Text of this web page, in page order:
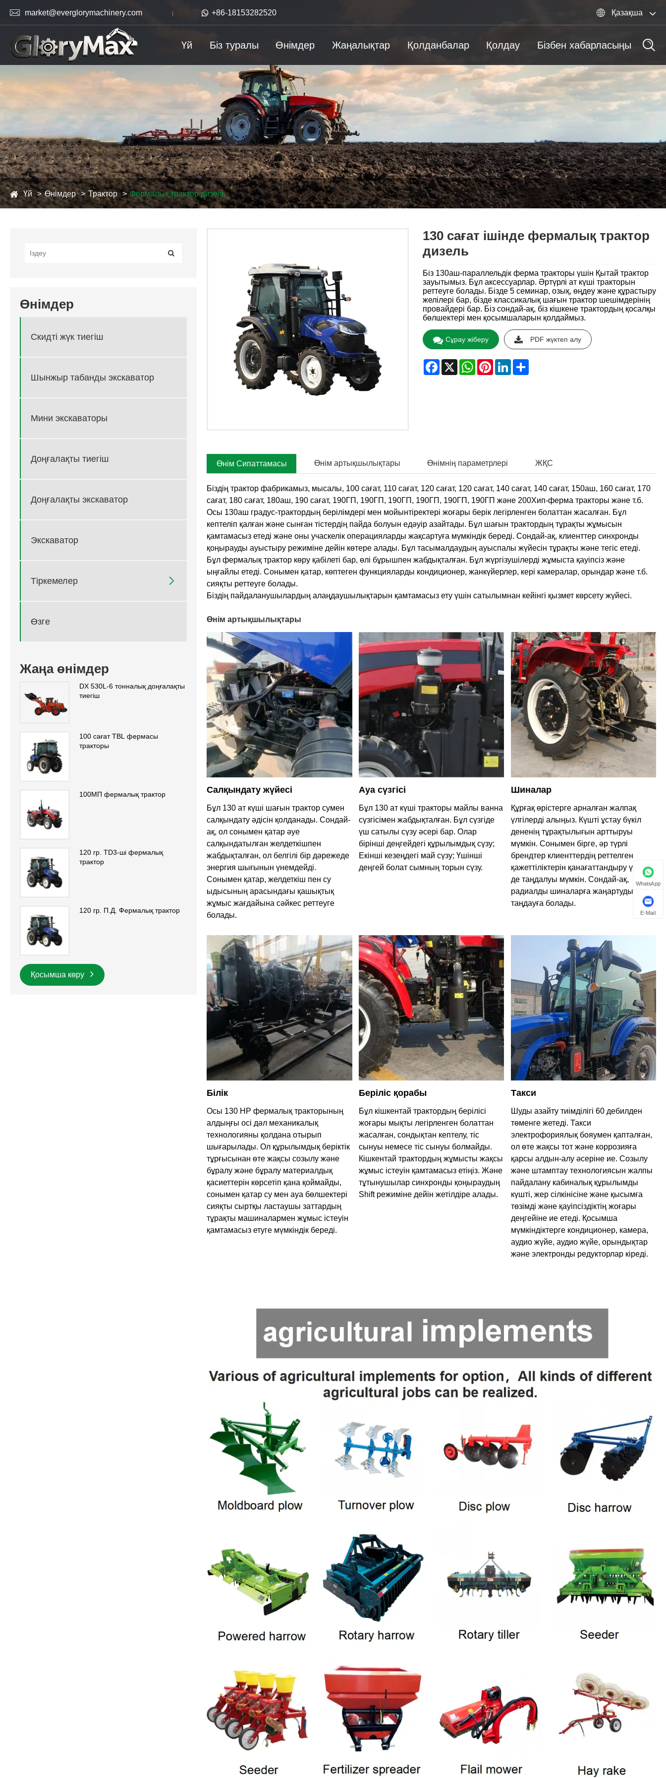
 market@everglorymachinery.com +86-18153282520  Қазақша
Үй Біз туралы Өнімдер Жаңалықтар Қолданбалар Қолдау Бізбен хабарласыңы
Үй Өнімдер Трактор Фермалық трактор дизель
Өнімдер
Скидті жүк тиегіш
Шынжыр табанды экскаватор
Мини экскаваторы
Доңғалақты тиегіш
Доңғалақты экскаватор
Экскаватор
Тіркемелер 
Өзге
Жаңа өнімдер
DX 530L-6 тонналық доңғалақты
тиегіш
100 сағат TBL фермасы
тракторы
100МП фермалық трактор
120 гр. TD3-ші фермалық
трактор
120 гр. П.Д. Фермалық трактор
Қосымша көру
130 сағат ішінде фермалық трактор
дизель
Біз 130аш-параллельдік ферма тракторы үшін Қытай трактор
зауытымыз. Бұл аксессуарлар. Әртүрлі ат күші тракторын
реттеуге болады. Бізде 5 семинар, озық, өңдеу және құрастыру
желілері бар, бізде классикалық шағын трактор шешімдерінің
провайдері бар. Біз сондай-ақ, біз кішкене трактордың қосалқы
бөлшектері мен қосымшаларын қолдаймыз.
Сұрау жіберу PDF жүктеп алу
Facebook
X WhatsApp
PinterestLinkedInShare
Өнім Сипаттамасы Өнім артықшылықтары Өнімнің параметрлері ЖҚС
Біздің трактор фабрикамыз, мысалы, 100 сағат, 110 сағат, 120 сағат, 120 сағат, 140 сағат, 140 сағат, 150аш, 160 сағат, 170
сағат, 180 сағат, 180аш, 190 сағат, 190ГП, 190ГП, 190ГП, 190ГП, 190ГП, 190ГП және 200Хип-ферма тракторы және т.б.
Осы 130аш градус-трактордың берілімдері мен мойынтіректері жоғары берік легірленген болаттан жасалған. Бұл
кептеліп қалған және сынған тістердің пайда болуын едәуір азайтады. Бұл шағын трактордың тұрақты жұмысын
қамтамасыз етеді және оны учаскелік операцияларды жақсартуға мүмкіндік береді. Сондай-ақ, клиенттер синхронды
қоңырауды ауыстыру режиміне дейін көтере алады. Бұл тасымалдаудың ауыспалы жүйесін тұрақты және тегіс етеді.
Бұл фермалық трактор көру қабілеті бар, өлі бұрышпен жабдықталған. Бұл жүргізушілерді жұмыста қауіпсіз және
ыңғайлы етеді. Сонымен қатар, көптеген функцияларды кондиционер, жанкүйерлер, кері камералар, орындар және т.б.
сияқты реттеуге болады.
Біздің пайдаланушылардың алаңдаушылықтарын қамтамасыз ету үшін сатылымнан кейінгі қызмет көрсету жүйесі.
Өнім артықшылықтары
Салқындату жүйесі
Бұл 130 ат күші шағын трактор сумен
салқындату әдісін қолданады. Сондай-
ақ, ол сонымен қатар әуе
салқындатылған желдеткішпен
жабдықталған, ол белгілі бір дәрежеде
энергия шығынын үнемдейді.
Сонымен қатар, желдеткіш пен су
ыдысының арасындағы қашықтық
жұмыс жағдайына сәйкес реттеуге
болады.
Ауа сүзгісі
Бұл 130 ат күші тракторы майлы ванна
сүзгісімен жабдықталған. Бұл сүзгіде
үш сатылы сүзу әсері бар. Олар
бірінші деңгейдегі құрылымдық сүзу;
Екінші кезеңдегі май сүзу; Үшінші
деңгей болат сымның торын сүзу.
Шиналар
Құрғақ өрістерге арналған жалпақ
үлгілерді алыңыз. Күшті ұстау бүкіл
дененің тұрақтылығын арттыруы
мүмкін. Сонымен бірге, әр түрлі
брендтер клиенттердің реттелген
қажеттіліктерін қанағаттандыру үшін
де таңдалуы мүмкін. Сондай-ақ,
радиалды шиналарға жаңартуды
таңдауға болады.
Білік
Осы 130 HP фермалық тракторының
алдыңғы осі дәл механикалық
технологияны қолдана отырып
шығарылады. Ол құрылымдық беріктік
тұрғысынан өте жақсы созылу және
бұралу және бұралу материалдық
қасиеттерін көрсетіп қана қоймайды,
сонымен қатар су мен ауа бөлшектері
сияқты сыртқы ластаушы заттардың
тұрақты машиналармен жұмыс істеуін
қамтамасыз етуге мүмкіндік береді.
Беріліс қорабы
Бұл кішкентай трактордың берілісі
жоғары мықты легірленген болаттан
жасалған, сондықтан кептелу, тіс
сынуы немесе тіс сынуы болмайды.
Кішкентай трактордың жұмысты жақсы
жұмыс істеуін қамтамасыз етіңіз. Және
тұтынушылар синхронды қоңыраудың
Shift режиміне дейін жетілдіре алады.
Такси
Шуды азайту тиімділігі 60 дебилден
төменге жетеді. Такси
электрофориялық бояумен қапталған,
ол өте жақсы тот және коррозияға
қарсы алдын-алу әсеріне ие. Созылу
және штамптау технологиясын жалпы
пайдалану кабиналық құрылымды
күшті, жер сілкінісіне және қысымға
төзімді және қауіпсіздіктің жоғары
деңгейіне ие етеді. Қосымша
мүмкіндіктерге кондиционер, камера,
аудио жүйе, аудио жүйе, орындықтар
және электронды редукторлар кіреді.
WhatsApp
E-Mail